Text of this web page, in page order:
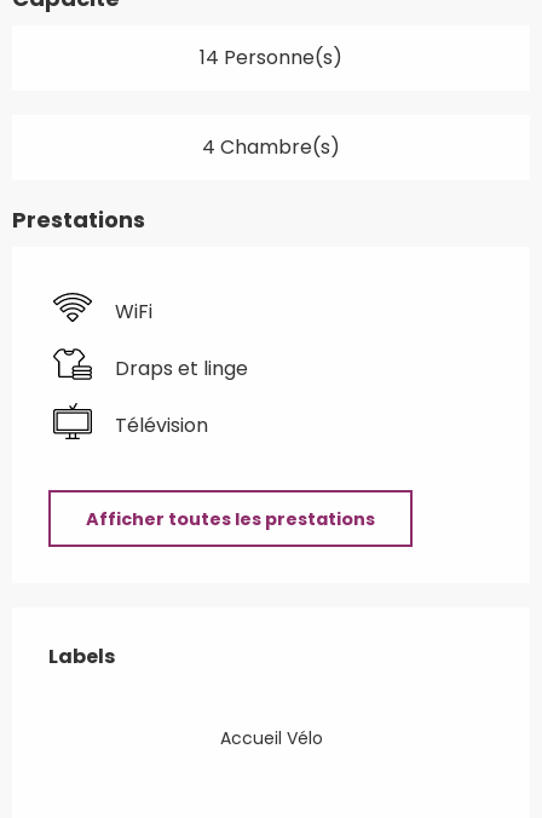
14 Personne(s)
4 Chambre(s)
Prestations
WiFi
Draps et linge
Télévision
Afficher toutes les prestations
Labels
Labels
Accueil Vélo